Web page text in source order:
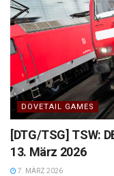
DOVETAIL GAMES
[DTG/TSG] TSW:
13. März 2026
7. MÄRZ 2026